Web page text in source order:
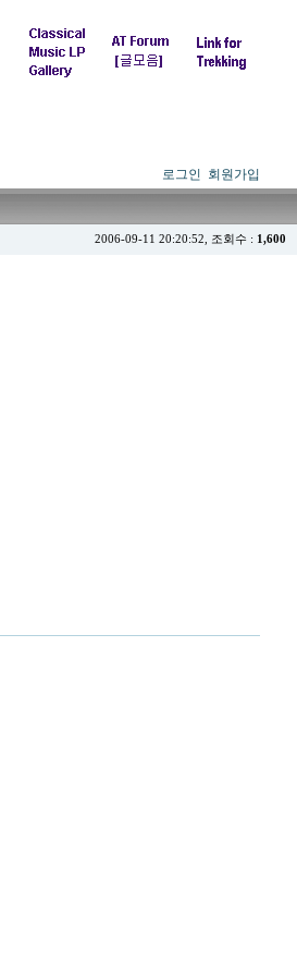
로그인 회원가입
2006-09-11 20:20:52, 조회수 : 1,600